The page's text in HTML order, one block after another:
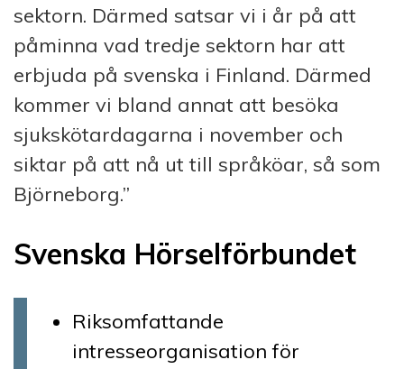
sektorn. Därmed satsar vi i år på att
påminna vad tredje sektorn har att
erbjuda på svenska i Finland. Därmed
kommer vi bland annat att besöka
sjukskötardagarna i november och
siktar på att nå ut till språköar, så som
Björneborg.”
Svenska Hörselförbundet
Riksomfattande
intresseorganisation för